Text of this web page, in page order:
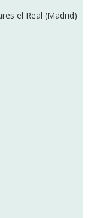
el Real (Madrid)